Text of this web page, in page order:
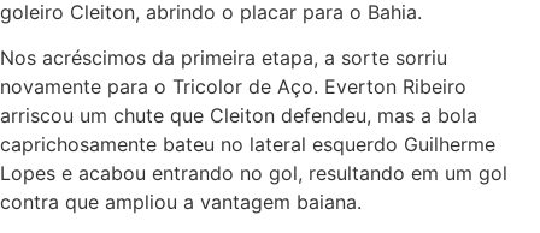
goleiro Cleiton, abrindo o placar para o Bahia.
Nos acréscimos da primeira etapa, a sorte sorriu
novamente para o Tricolor de Aço. Everton Ribeiro
arriscou um chute que Cleiton defendeu, mas a bola
caprichosamente bateu no lateral esquerdo Guilherme
Lopes e acabou entrando no gol, resultando em um gol
contra que ampliou a vantagem baiana.